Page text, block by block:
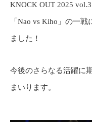
KNOCK OUT 2025 vol.3
「Nao vs Kiho」の一戦
ました！
今後のさらなる活躍に
まいります。